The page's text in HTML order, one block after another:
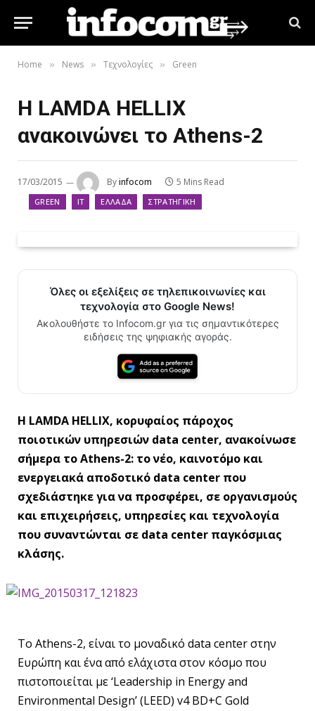
Home » News » Τεχνολογίες » Green
Η LAMDA HELLIX
ανακοινώνει το Athens-2
17/03/2015 Byinfocom 5 Mins Read
GREEN IT ΕΛΛΆΔΑ ΣΤΡΑΤΗΓΙΚΉ
Όλες οι εξελίξεις σε τηλεπικοινωνίες και
τεχνολογία στο Google News!
Ακολουθήστε το Infocom.gr για τις σημαντικότερες
ειδήσεις της ψηφιακής αγοράς.
Η LAMDA HELLIX, κορυφαίος πάροχος
ποιοτικών υπηρεσιών data center, ανακοίνωσε
σήμερα το Athens-2: το νέο, καινοτόμο και
ενεργειακά αποδοτικό data center που
σχεδιάστηκε για να προσφέρει, σε οργανισμούς
και επιχειρήσεις, υπηρεσίες και τεχνολογία
που συναντώνται σε data center παγκόσμιας
κλάσης.
Το Athens-2, είναι το μοναδικό data center στην
Ευρώπη και ένα από ελάχιστα στον κόσμο που
πιστοποιείται με ‘Leadership in Energy and
Environmental Design’ (LEED) v4 BD+C Gold